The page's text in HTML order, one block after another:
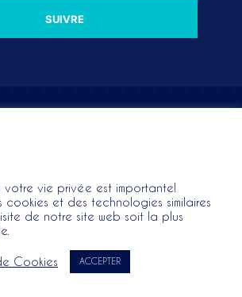
SUIVRE
votre vie privée est importante!
cookies et des technologies similaires
de notre site web soit la plus
Cookies ACCEPTER